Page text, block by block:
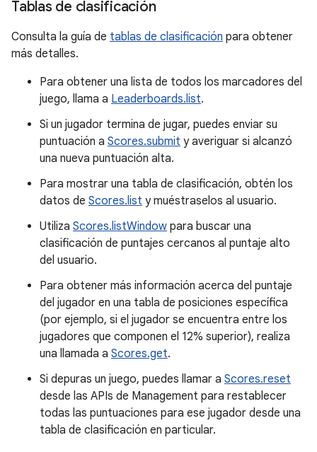
Tablas de clasificación
Consulta la guía de tablas de clasificación para obtener
más detalles.
Para obtener una lista de todos los marcadores del
juego, llama a Leaderboards.list.
Si un jugador termina de jugar, puedes enviar su
puntuación a Scores.submit y averiguar si alcanzó
una nueva puntuación alta.
Para mostrar una tabla de clasificación, obtén los
datos de Scores.list y muéstraselos al usuario.
Utiliza Scores.listWindow para buscar una
clasificación de puntajes cercanos al puntaje alto
del usuario.
Para obtener más información acerca del puntaje
del jugador en una tabla de posiciones específica
(por ejemplo, si el jugador se encuentra entre los
jugadores que componen el 12% superior), realiza
una llamada a Scores.get.
Si depuras un juego, puedes llamar a Scores.reset
desde las APIs de Management para restablecer
todas las puntuaciones para ese jugador desde una
tabla de clasificación en particular.